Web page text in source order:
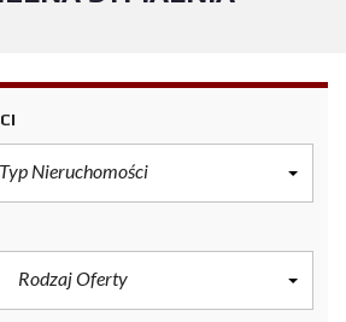
Typ Nieruchomości
Rodzaj Oferty